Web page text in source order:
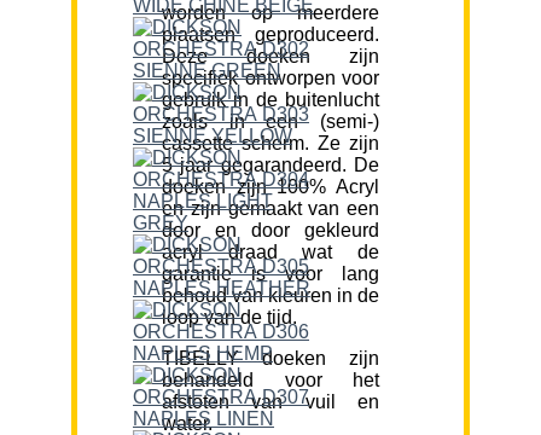
worden op meerdere
plaatsen geproduceerd.
Deze doeken zijn
specifiek ontworpen voor
gebruik in de buitenlucht
zoals in een (semi-)
cassette scherm. Ze zijn
5 jaar gegarandeerd. De
doeken zijn 100% Acryl
en zijn gemaakt van een
door en door gekleurd
acryl draad wat de
garantie is voor lang
behoud van kleuren in de
loop van de tijd.
TIBELLY doeken zijn
behandeld voor het
afstoten van vuil en
water.